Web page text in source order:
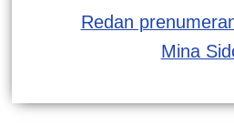
Redan
Mina